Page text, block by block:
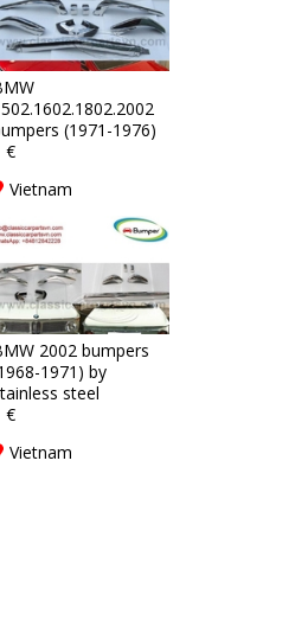
(1971-1976)
€
Vietnam
2002 bumpers
1971) by
steel
€
Vietnam